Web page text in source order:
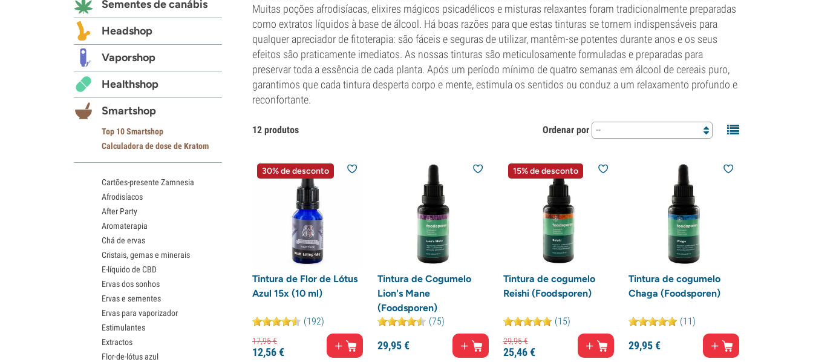
Muitas poções afrodisíacas, elixires mágicos psicadélicos e misturas relaxantes foram tradicionalmente preparadas
como extratos líquidos à base de álcool. Há boas razões para que estas tinturas se tornem indispensáveis para
qualquer apreciador de fitoterapia: são fáceis e seguras de utilizar, mantêm-se potentes durante anos e os seus
efeitos são praticamente imediatos. As nossas tinturas são meticulosamente formuladas e preparadas para
preservar toda a essência de cada planta. Após um período mínimo de quatro semanas em álcool de cereais puro,
garantimos que cada tintura desperta corpo e mente, estimula os sentidos ou conduz a um relaxamento profundo e
reconfortante.
12 produtos Ordenar por --
30% de desconto
Tintura de Flor de Lótus
Azul 15x (10 ml)
(192)
17,95€
12,56€
Tintura de Cogumelo
Lion's Mane
(Foodsporen)
(75)
29,95€
15% de desconto
Tintura de cogumelo
Reishi (Foodsporen)
(15)
29,95€
25,46€
Tintura de cogumelo
Chaga (Foodsporen)
(11)
29,95€
Sementes de canábis
Headshop
Vaporshop
Healthshop
Smartshop
Top 10 Smartshop
Calculadora de dose de Kratom
Cartões-presente Zamnesia
Afrodisíacos
After Party
Aromaterapia
Chá de ervas
Cristais, gemas e minerais
E-líquido de CBD
Ervas dos sonhos
Ervas e sementes
Ervas para vaporizador
Estimulantes
Extractos
Flor-de-lótus azul